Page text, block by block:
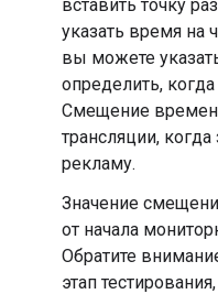
вставить точку
указать время на
вы можете
определить,
Смещение
трансляции,
рекламу.
Значение
от начала
Обратите
этап